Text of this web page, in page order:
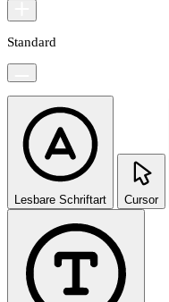
Standard
Lesbare Schriftart Cursor